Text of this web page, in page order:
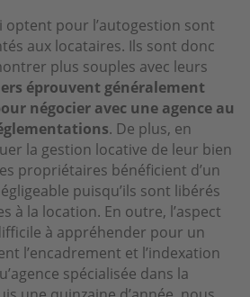
optent pour l’autogestion sont
aux locataires. Ils sont donc
plus souples avec leurs
éprouvent généralement
négocier avec une agence au
. De plus, en
la gestion locative de leur bien
propriétaires bénéficient d’un
puisqu’ils sont libérés
à la location. En outre, l’aspect
à appréhender pour un
l’encadrement et l’indexation
spécialisée dans la